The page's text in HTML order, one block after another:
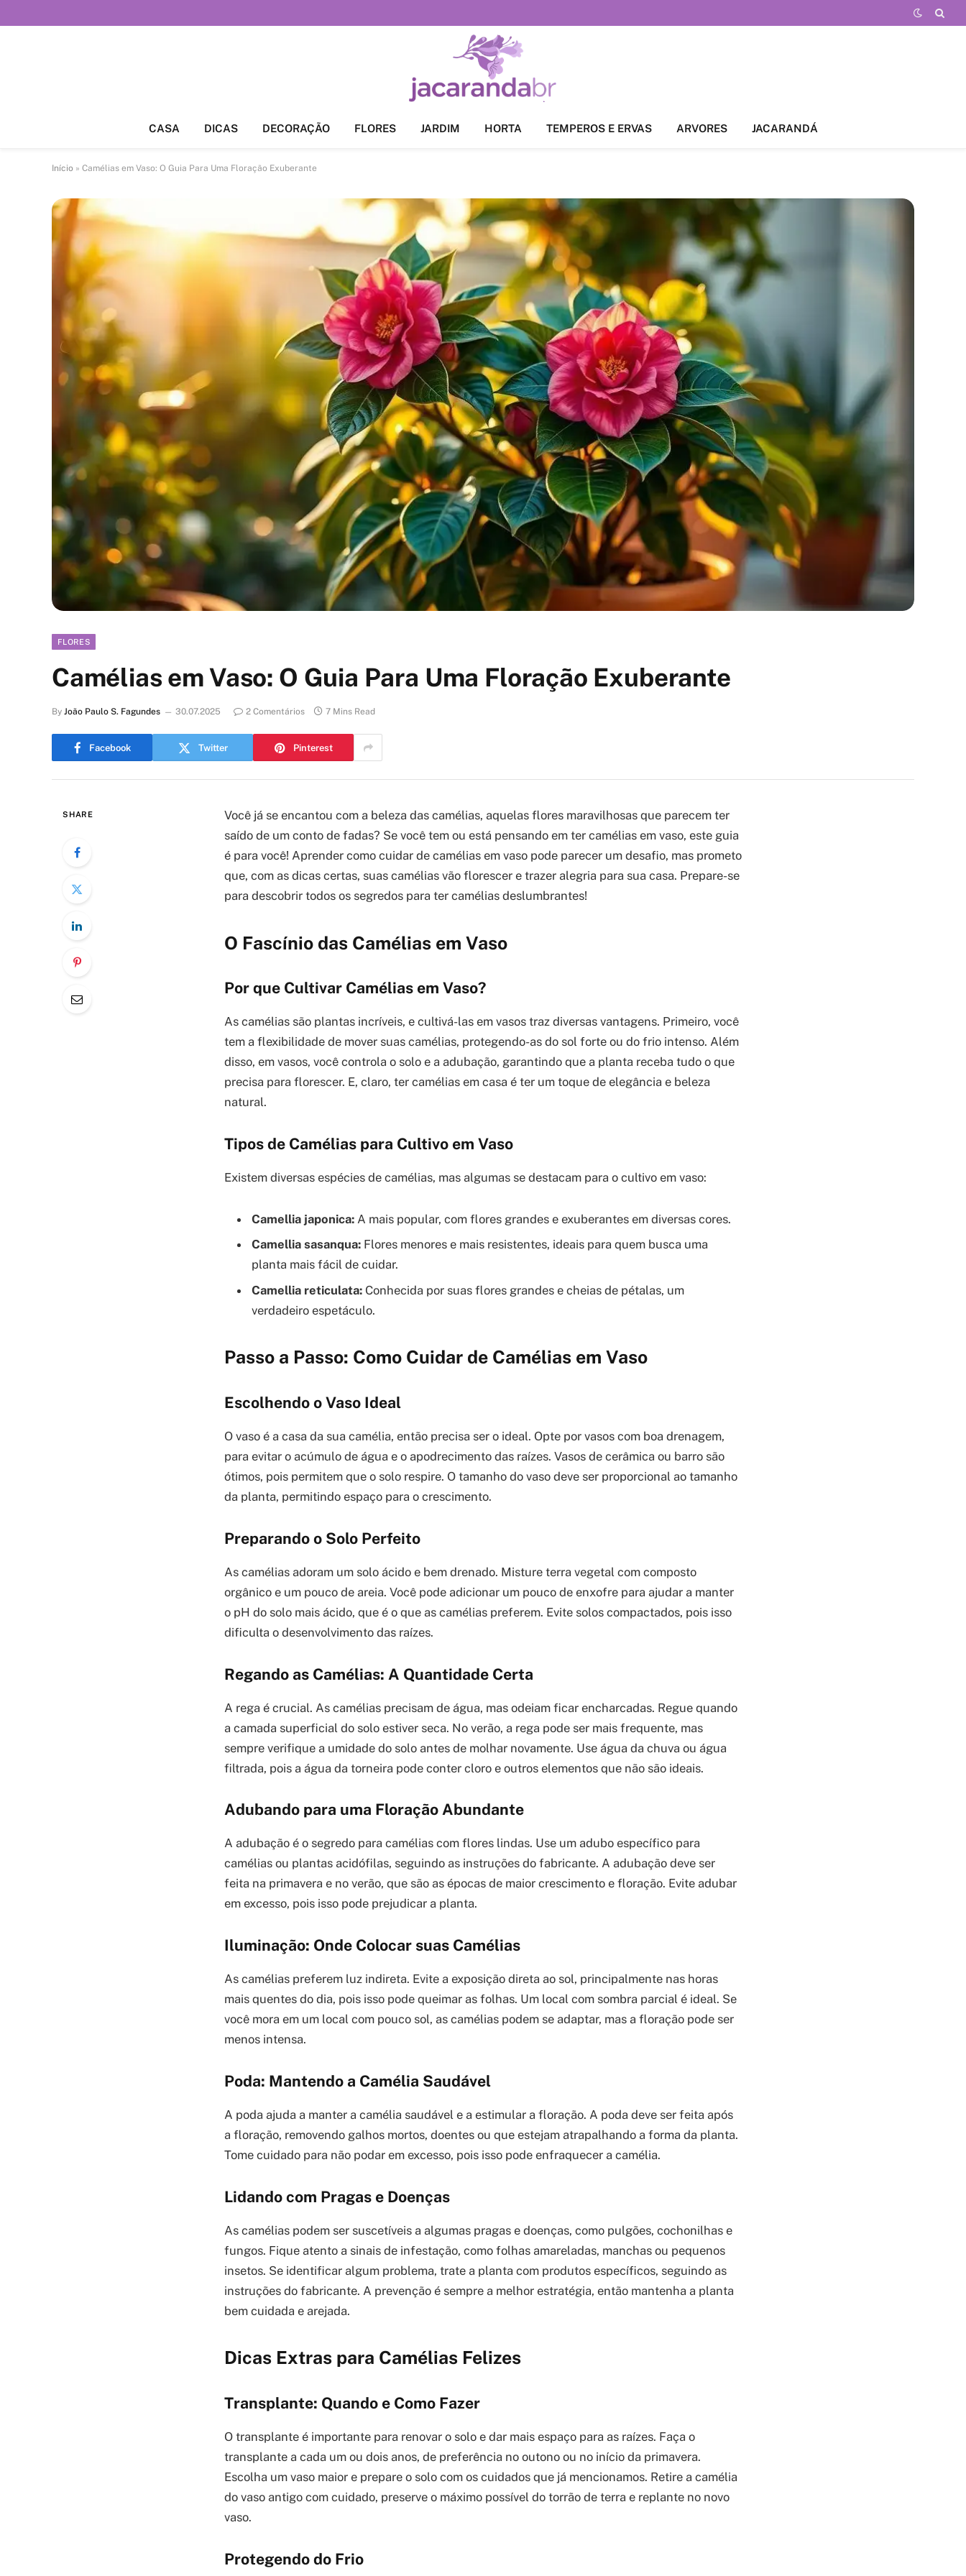
CASA DICAS DECORAÇÃO FLORES JARDIM HORTA TEMPEROS E ERVAS ARVORES JACARANDÁ
Início » Camélias em Vaso: O Guia Para Uma Floração Exuberante
FLORES
Camélias em Vaso: O Guia Para Uma Floração Exuberante
By João Paulo S. Fagundes 30.07.2025 2 Comentários 7 Mins Read
Facebook Twitter Pinterest
SHARE
Você já se encantou com a beleza das camélias, aquelas flores maravilhosas que parecem ter
saído de um conto de fadas? Se você tem ou está pensando em ter camélias em vaso, este guia
é para você! Aprender como cuidar de camélias em vaso pode parecer um desafio, mas prometo
que, com as dicas certas, suas camélias vão florescer e trazer alegria para sua casa. Prepare-se
para descobrir todos os segredos para ter camélias deslumbrantes!
O Fascínio das Camélias em Vaso
Por que Cultivar Camélias em Vaso?
As camélias são plantas incríveis, e cultivá-las em vasos traz diversas vantagens. Primeiro, você
tem a flexibilidade de mover suas camélias, protegendo-as do sol forte ou do frio intenso. Além
disso, em vasos, você controla o solo e a adubação, garantindo que a planta receba tudo o que
precisa para florescer. E, claro, ter camélias em casa é ter um toque de elegância e beleza
natural.
Tipos de Camélias para Cultivo em Vaso
Existem diversas espécies de camélias, mas algumas se destacam para o cultivo em vaso:
Camellia japonica: A mais popular, com flores grandes e exuberantes em diversas cores.
Camellia sasanqua: Flores menores e mais resistentes, ideais para quem busca uma
planta mais fácil de cuidar.
Camellia reticulata: Conhecida por suas flores grandes e cheias de pétalas, um
verdadeiro espetáculo.
Passo a Passo: Como Cuidar de Camélias em Vaso
Escolhendo o Vaso Ideal
O vaso é a casa da sua camélia, então precisa ser o ideal. Opte por vasos com boa drenagem,
para evitar o acúmulo de água e o apodrecimento das raízes. Vasos de cerâmica ou barro são
ótimos, pois permitem que o solo respire. O tamanho do vaso deve ser proporcional ao tamanho
da planta, permitindo espaço para o crescimento.
Preparando o Solo Perfeito
As camélias adoram um solo ácido e bem drenado. Misture terra vegetal com composto
orgânico e um pouco de areia. Você pode adicionar um pouco de enxofre para ajudar a manter
o pH do solo mais ácido, que é o que as camélias preferem. Evite solos compactados, pois isso
dificulta o desenvolvimento das raízes.
Regando as Camélias: A Quantidade Certa
A rega é crucial. As camélias precisam de água, mas odeiam ficar encharcadas. Regue quando
a camada superficial do solo estiver seca. No verão, a rega pode ser mais frequente, mas
sempre verifique a umidade do solo antes de molhar novamente. Use água da chuva ou água
filtrada, pois a água da torneira pode conter cloro e outros elementos que não são ideais.
Adubando para uma Floração Abundante
A adubação é o segredo para camélias com flores lindas. Use um adubo específico para
camélias ou plantas acidófilas, seguindo as instruções do fabricante. A adubação deve ser
feita na primavera e no verão, que são as épocas de maior crescimento e floração. Evite adubar
em excesso, pois isso pode prejudicar a planta.
Iluminação: Onde Colocar suas Camélias
As camélias preferem luz indireta. Evite a exposição direta ao sol, principalmente nas horas
mais quentes do dia, pois isso pode queimar as folhas. Um local com sombra parcial é ideal. Se
você mora em um local com pouco sol, as camélias podem se adaptar, mas a floração pode ser
menos intensa.
Poda: Mantendo a Camélia Saudável
A poda ajuda a manter a camélia saudável e a estimular a floração. A poda deve ser feita após
a floração, removendo galhos mortos, doentes ou que estejam atrapalhando a forma da planta.
Tome cuidado para não podar em excesso, pois isso pode enfraquecer a camélia.
Lidando com Pragas e Doenças
As camélias podem ser suscetíveis a algumas pragas e doenças, como pulgões, cochonilhas e
fungos. Fique atento a sinais de infestação, como folhas amareladas, manchas ou pequenos
insetos. Se identificar algum problema, trate a planta com produtos específicos, seguindo as
instruções do fabricante. A prevenção é sempre a melhor estratégia, então mantenha a planta
bem cuidada e arejada.
Dicas Extras para Camélias Felizes
Transplante: Quando e Como Fazer
O transplante é importante para renovar o solo e dar mais espaço para as raízes. Faça o
transplante a cada um ou dois anos, de preferência no outono ou no início da primavera.
Escolha um vaso maior e prepare o solo com os cuidados que já mencionamos. Retire a camélia
do vaso antigo com cuidado, preserve o máximo possível do torrão de terra e replante no novo
vaso.
Protegendo do Frio